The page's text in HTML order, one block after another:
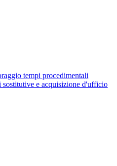
tempi procedimentali
e acquisizione d'ufficio